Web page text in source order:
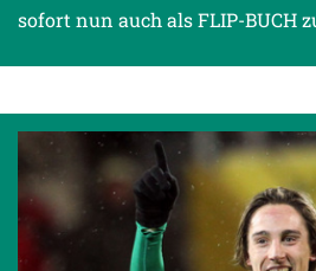
sofort nun auch als FLIP-BUCH